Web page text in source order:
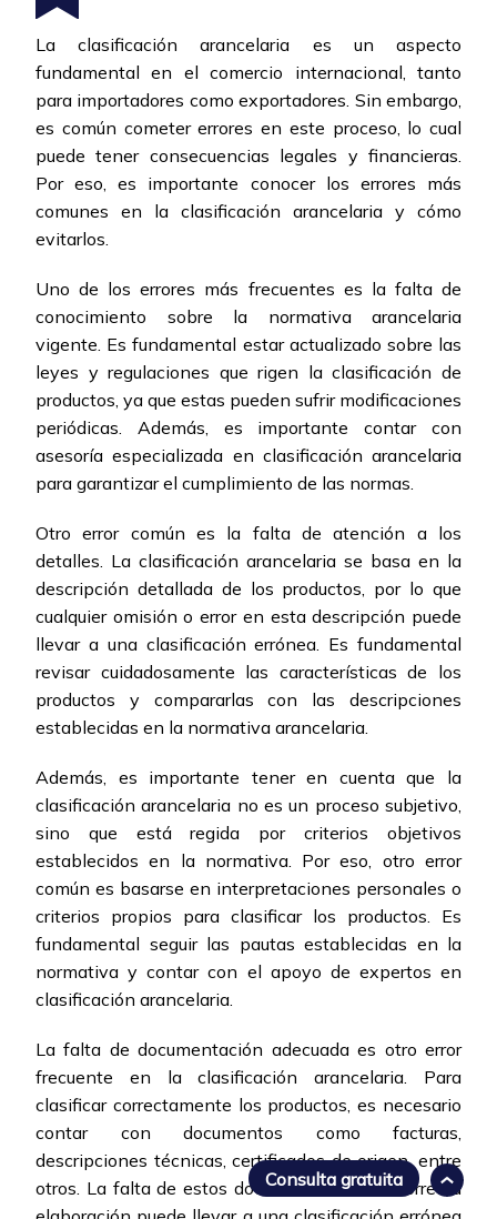
La clasificación arancelaria es un aspecto
fundamental en el comercio internacional, tanto
para importadores como exportadores. Sin embargo,
es común cometer errores en este proceso, lo cual
puede tener consecuencias legales y financieras.
Por eso, es importante conocer los errores más
comunes en la clasificación arancelaria y cómo
evitarlos.
Uno de los errores más frecuentes es la falta de
conocimiento sobre la normativa arancelaria
vigente. Es fundamental estar actualizado sobre las
leyes y regulaciones que rigen la clasificación de
productos, ya que estas pueden sufrir modificaciones
periódicas. Además, es importante contar con
asesoría especializada en clasificación arancelaria
para garantizar el cumplimiento de las normas.
Otro error común es la falta de atención a los
detalles. La clasificación arancelaria se basa en la
descripción detallada de los productos, por lo que
cualquier omisión o error en esta descripción puede
llevar a una clasificación errónea. Es fundamental
revisar cuidadosamente las características de los
productos y compararlas con las descripciones
establecidas en la normativa arancelaria.
Además, es importante tener en cuenta que la
clasificación arancelaria no es un proceso subjetivo,
sino que está regida por criterios objetivos
establecidos en la normativa. Por eso, otro error
común es basarse en interpretaciones personales o
criterios propios para clasificar los productos. Es
fundamental seguir las pautas establecidas en la
normativa y contar con el apoyo de expertos en
clasificación arancelaria.
La falta de documentación adecuada es otro error
frecuente en la clasificación arancelaria. Para
clasificar correctamente los productos, es necesario
contar con documentos como facturas,
descripciones técnicas, certificados de origen, entre
otros. La falta de estos documentos o su incorrecta
Consulta gratuita